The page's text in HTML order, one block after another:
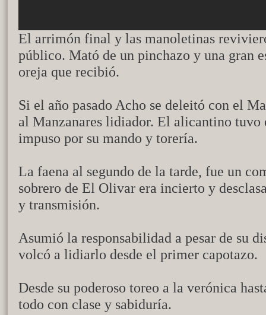
El arrimón final y las manoletinas
público. Mató de un pinchazo y una gran
oreja que recibió.
Si el año pasado Acho se deleitó con el
al Manzanares lidiador. El alicantino tuvo
impuso por su mando y torería.
La faena al segundo de la tarde, fue un
sobrero de El Olivar era incierto y
y transmisión.
Asumió la responsabilidad a pesar de su
volcó a lidiarlo desde el primer capotazo.
Desde su poderoso toreo a la verónica
todo con clase y sabiduría.